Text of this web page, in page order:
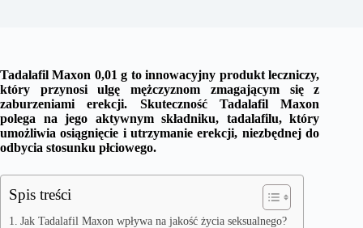
Tadalafil Maxon 0,01 g to innowacyjny produkt leczniczy,
który przynosi ulgę mężczyznom zmagającym się z
zaburzeniami erekcji. Skuteczność Tadalafil Maxon
polega na jego aktywnym składniku, tadalafilu, który
umożliwia osiągnięcie i utrzymanie erekcji, niezbędnej do
odbycia stosunku płciowego.
Spis treści
Jak Tadalafil Maxon wpływa na jakość życia seksualnego?